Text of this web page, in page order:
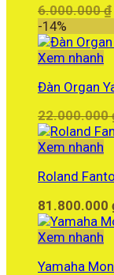
6.000.000₫
-14%
Xem nhanh
Đàn Organ
22.000.000
Xem nhanh
Roland
81.800.000
Xem nhanh
Yamaha